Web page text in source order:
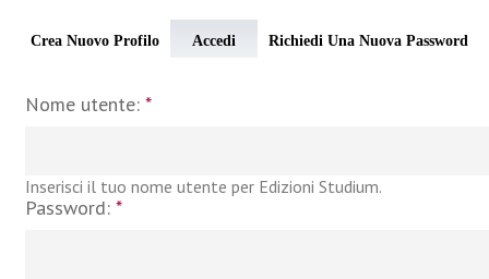
Crea Nuovo Profilo Accedi Richiedi Una Nuova Password
Nome utente: *
Inserisci il tuo nome utente per Edizioni Studium.
Password: *